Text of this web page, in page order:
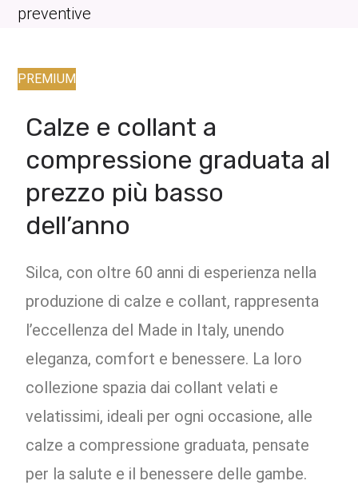
preventive
PREMIUM
Calze e collant a
compressione graduata al
prezzo più basso
dell’anno
Silca, con oltre 60 anni di esperienza nella
produzione di calze e collant, rappresenta
l’eccellenza del Made in Italy, unendo
eleganza, comfort e benessere. La loro
collezione spazia dai collant velati e
velatissimi, ideali per ogni occasione, alle
calze a compressione graduata, pensate
per la salute e il benessere delle gambe.